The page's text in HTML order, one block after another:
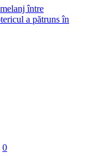
între
a pătruns în
0